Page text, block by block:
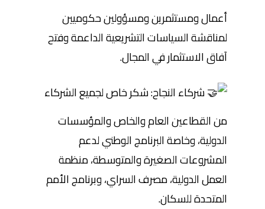
أعمال ومستثمرين ومسؤولين حكوميين
لمناقشة السياسات التشريعية الداعمة وفتح
آفاق الاستثمار في المجال.
شركاء النجاح: شكر خاص لجميع الشركاء
من القطاعين العام والخاص والمؤسسات
الدولية، وخاصة البرنامج الوطني لدعم
المشروعات الصغيرة والمتوسطة، منظمة
العمل الدولية، مصرف السراي، وبرنامج الأمم
المتحدة للسكان.